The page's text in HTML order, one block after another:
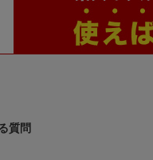
質問